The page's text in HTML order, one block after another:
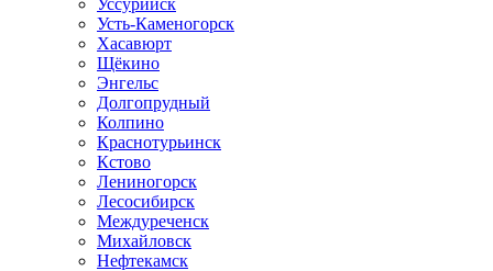
Уссурийск
Усть-Каменогорск
Хасавюрт
Щёкино
Энгельс
Долгопрудный
Колпино
Краснотурьинск
Кстово
Лениногорск
Лесосибирск
Междуреченск
Михайловск
Нефтекамск